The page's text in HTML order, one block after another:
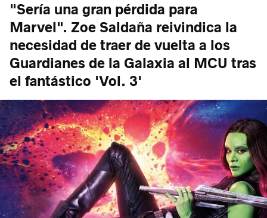
"Sería una gran pérdida para
Marvel". Zoe Saldaña reivindica la
necesidad de traer de vuelta a los
Guardianes de la Galaxia al MCU tras
el fantástico 'Vol. 3'